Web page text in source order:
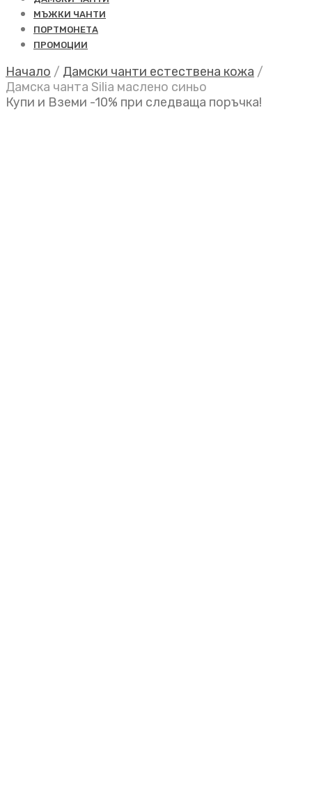
МЪЖКИ ЧАНТИ
ПОРТМОНЕТА
ПРОМОЦИИ
Начало / Дамски чанти естествена кожа /
Дамска чанта Silia маслено синьо
Купи и Вземи -10% при следваща поръчка!